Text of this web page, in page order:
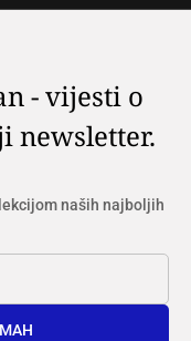
- vijesti o
newsletter.
naših najboljih